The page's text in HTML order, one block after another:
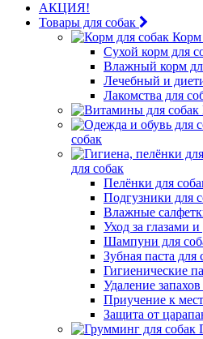
АКЦИЯ!
Товары для собак
Корм
Сухой корм для
Влажный корм
Лечебный и
Лакомства для
собак
для собак
Пелёнки для
Подгузники для
Влажные
Уход за глазами
Шампуни для
Зубная паста для
Гигиенические
Удаление
Приучение к
Защита от